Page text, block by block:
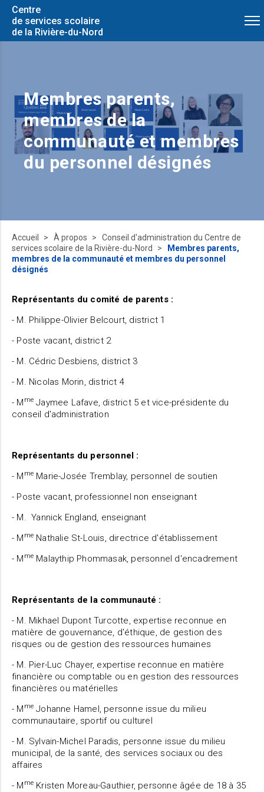
Centre
de services scolaire
de la Rivière-du-Nord
Membres parents,
membres de la
communauté et membres
du personnel désignés
Accueil À propos
Conseil d'administration du Centre de
services scolaire de la Rivière-du-Nord
Membres parents,
membres de la communauté et membres du personnel
désignés
Représentants du comité de parents :
- M. Philippe-Olivier Belcourt, district 1
- Poste vacant, district 2
- M. Cédric Desbiens, district 3
- M. Nicolas Morin, district 4
- M me Jaymee Lafave, district 5 et vice-présidente du
conseil d'administration
Représentants du personnel :
- M me Marie-Josée Tremblay, personnel de soutien
- Poste vacant, professionnel non enseignant
- M. Yannick England, enseignant
- M me Nathalie St-Louis, directrice d'établissement
- M me Malaythip Phommasak, personnel d'encadrement
Représentants de la communauté :
- M. Mikhael Dupont Turcotte, expertise reconnue en
matière de gouvernance, d'éthique, de gestion des
risques ou de gestion des ressources humaines
- M. Pier-Luc Chayer, expertise reconnue en matière
financière ou comptable ou en gestion des ressources
financières ou matérielles
- M me Johanne Hamel, personne issue du milieu
communautaire, sportif ou culturel
- M. Sylvain-Michel Paradis, personne issue du milieu
municipal, de la santé, des services sociaux ou des
affaires
- M me Kristen Moreau-Gauthier, personne âgée de 18 à 35